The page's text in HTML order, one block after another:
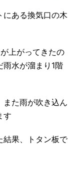
にある換気口の木
上がってきたの
水が溜まり1階
また雨が吹き込ん
す
結果、トタン板で